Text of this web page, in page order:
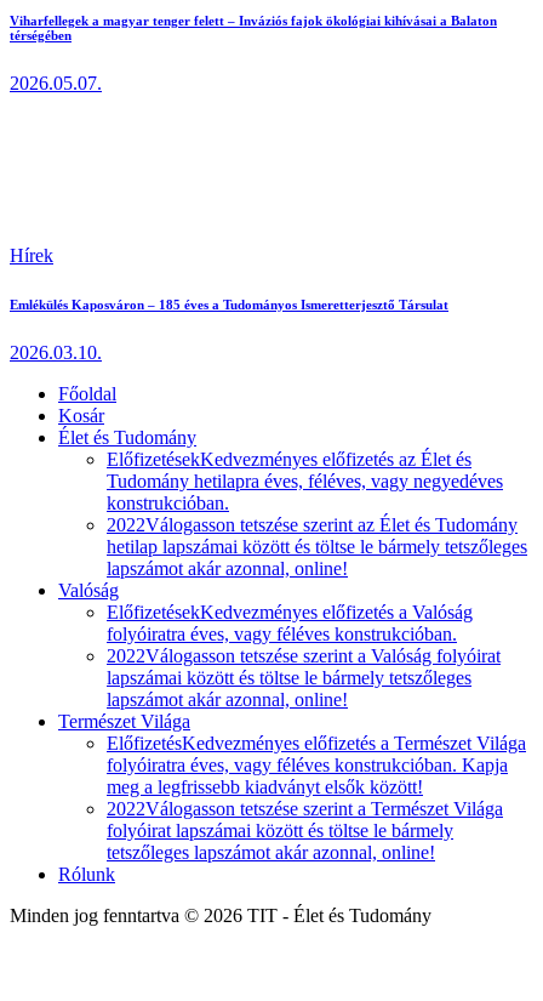
Viharfellegek a magyar tenger felett – Inváziós fajok ökológiai kihívásai a Balaton
térségében
2026.05.07.
Hírek
Emlékülés Kaposváron – 185 éves a Tudományos Ismeretterjesztő Társulat
2026.03.10.
Főoldal
Kosár
Élet és Tudomány
ElőfizetésekKedvezményes előfizetés az Élet és
Tudomány hetilapra éves, féléves, vagy negyedéves
konstrukcióban.
2022Válogasson tetszése szerint az Élet és Tudomány
hetilap lapszámai között és töltse le bármely tetszőleges
lapszámot akár azonnal, online!
Valóság
ElőfizetésekKedvezményes előfizetés a Valóság
folyóiratra éves, vagy féléves konstrukcióban.
2022Válogasson tetszése szerint a Valóság folyóirat
lapszámai között és töltse le bármely tetszőleges
lapszámot akár azonnal, online!
Természet Világa
ElőfizetésKedvezményes előfizetés a Természet Világa
folyóiratra éves, vagy féléves konstrukcióban. Kapja
meg a legfrissebb kiadványt elsők között!
2022Válogasson tetszése szerint a Természet Világa
folyóirat lapszámai között és töltse le bármely
tetszőleges lapszámot akár azonnal, online!
Rólunk
Minden jog fenntartva © 2026 TIT - Élet és Tudomány